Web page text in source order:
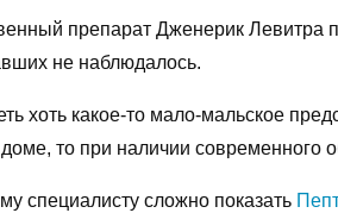
препарат Дженерик Левитра
не наблюдалось.
хоть какое-то мало-мальское
то при наличии современного
специалисту сложно показать